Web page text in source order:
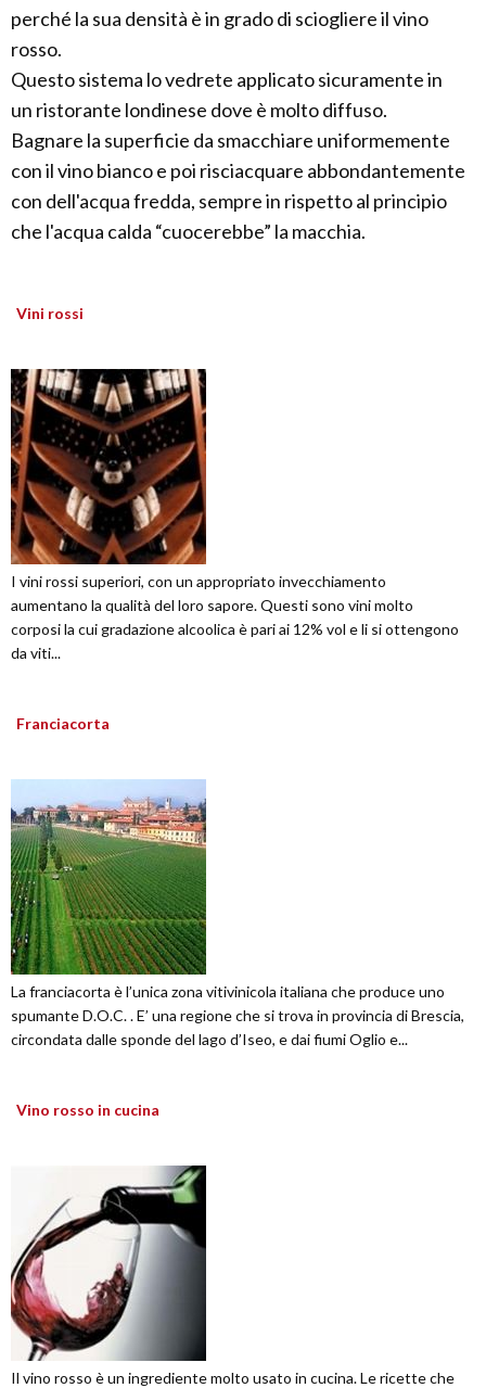
perché la sua densità è in grado di sciogliere il vino
rosso.
Questo sistema lo vedrete applicato sicuramente in
un ristorante londinese dove è molto diffuso.
Bagnare la superficie da smacchiare uniformemente
con il vino bianco e poi risciacquare abbondantemente
con dell'acqua fredda, sempre in rispetto al principio
che l'acqua calda “cuocerebbe” la macchia.
Vini rossi
I vini rossi superiori, con un appropriato invecchiamento
aumentano la qualità del loro sapore. Questi sono vini molto
corposi la cui gradazione alcoolica è pari ai 12% vol e li si ottengono
da viti...
Franciacorta
La franciacorta è l’unica zona vitivinicola italiana che produce uno
spumante D.O.C. . E’ una regione che si trova in provincia di Brescia,
circondata dalle sponde del lago d’Iseo, e dai fiumi Oglio e...
Vino rosso in cucina
Il vino rosso è un ingrediente molto usato in cucina. Le ricette che